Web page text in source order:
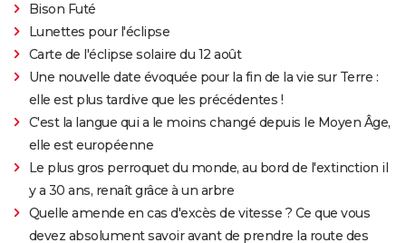
Bison Futé
Lunettes pour l'éclipse
Carte de l'éclipse solaire du 12 août
Une nouvelle date évoquée pour la fin de la vie sur Terre :
elle est plus tardive que les précédentes !
C'est la langue qui a le moins changé depuis le Moyen Âge,
elle est européenne
Le plus gros perroquet du monde, au bord de l'extinction il
y a 30 ans, renaît grâce à un arbre
Quelle amende en cas d'excès de vitesse ? Ce que vous
devez absolument savoir avant de prendre la route des